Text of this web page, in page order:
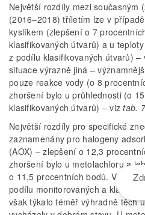
Největší rozdíly mezi současným
(2016–2018) tříletím lze v
kyslíkem (zlepšení o 7
klasifikovaných útvarů) a u
z podílu klasifikovaných útvarů) –
situace výrazně jiná –
pouze reakce vody (o 8
zhoršení bylo u průhlednosti (o
klasifikovaných útvarů) – viztab.
Největší rozdíly pro specifické
zaznamenány pro halogeny
(AOX) – zlepšení o 12,3
zhoršení bylo u metolachloru a
o 11,5 procentních bodů. V
podílu monitorovaných a
však týkalo téměř výhradně těch